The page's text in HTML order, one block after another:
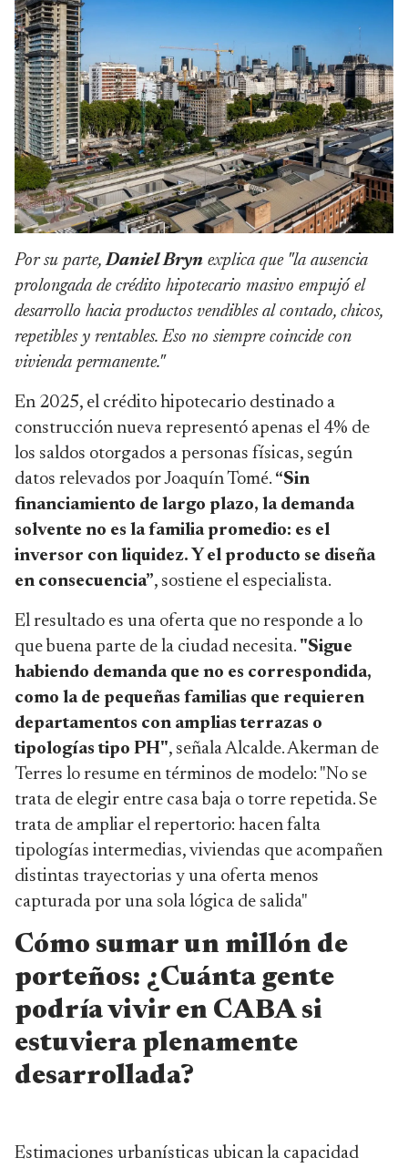
Por su parte,Daniel Bryn explica que "la ausencia
prolongada de crédito hipotecario masivo empujó el
desarrollo hacia productos vendibles al contado, chicos,
repetibles y rentables. Eso no siempre coincide con
vivienda permanente."
En 2025, el crédito hipotecario destinado a
construcción nueva representó apenas el 4% de
los saldos otorgados a personas físicas, según
datos relevados por Joaquín Tomé. “Sin
financiamiento de largo plazo, la demanda
solvente no es la familia promedio: es el
inversor con liquidez. Y el producto se diseña
en consecuencia”, sostiene el especialista.
El resultado es una oferta que no responde a lo
que buena parte de la ciudad necesita. "Sigue
habiendo demanda que no es correspondida,
como la de pequeñas familias que requieren
departamentos con amplias terrazas o
tipologías tipo PH", señala Alcalde. Akerman de
Terres lo resume en términos de modelo: "No se
trata de elegir entre casa baja o torre repetida. Se
trata de ampliar el repertorio: hacen falta
tipologías intermedias, viviendas que acompañen
distintas trayectorias y una oferta menos
capturada por una sola lógica de salida"
Cómo sumar un millón de
porteños: ¿Cuánta gente
podría vivir en CABA si
estuviera plenamente
desarrollada?
Estimaciones urbanísticas ubican la capacidad